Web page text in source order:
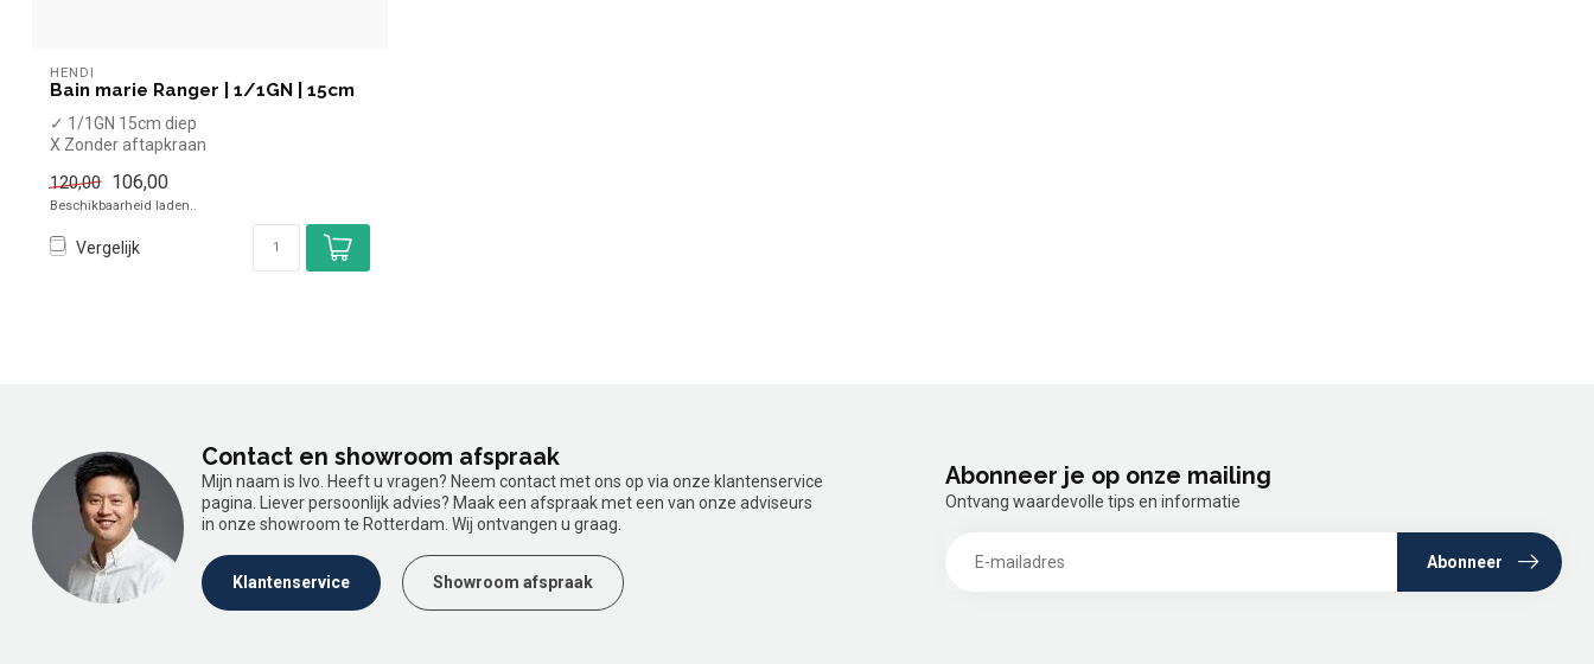
HENDI
Bain marie Ranger | 1/1GN | 15cm
✓ 1/1GN 15cm diep
X Zonder aftapkraan
✓ 1 kW
✓ 230 Volt
120,00 106,00
Beschikbaarheid laden..
Vergelijk
Contact en showroom afspraak
Mijn naam is Ivo. Heeft u vragen? Neem contact met ons op via onze klantenservice
pagina. Liever persoonlijk advies? Maak een afspraak met een van onze adviseurs
in onze showroom te Rotterdam. Wij ontvangen u graag.
Klantenservice Showroom afspraak
Abonneer je op onze mailing
Ontvang waardevolle tips en informatie
Abonneer